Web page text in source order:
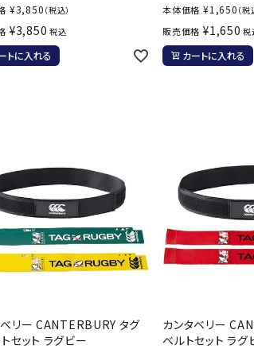
ハンドボール
ハンドボールシューズ
ラ
ラグビ
ウォーキング
ウィメンズウォーキングシューズ
フ
ヨガマッ
サンダル
RKS
¥3,850 （税込）
¥3,850 税込
トに入れる
本体価格 ¥1,650 （税
販売価格 ¥1,650 税
カートに入れる
リー CANTERBURY タグ
セット ラグビー
カンタベリー
ベルトセット ラ